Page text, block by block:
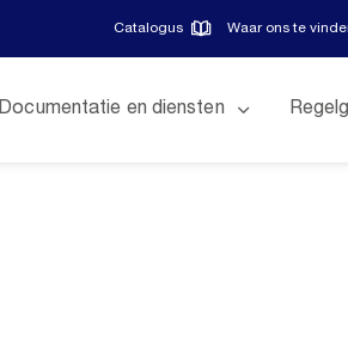
Catalogus Waar ons te
Documentatie en diensten